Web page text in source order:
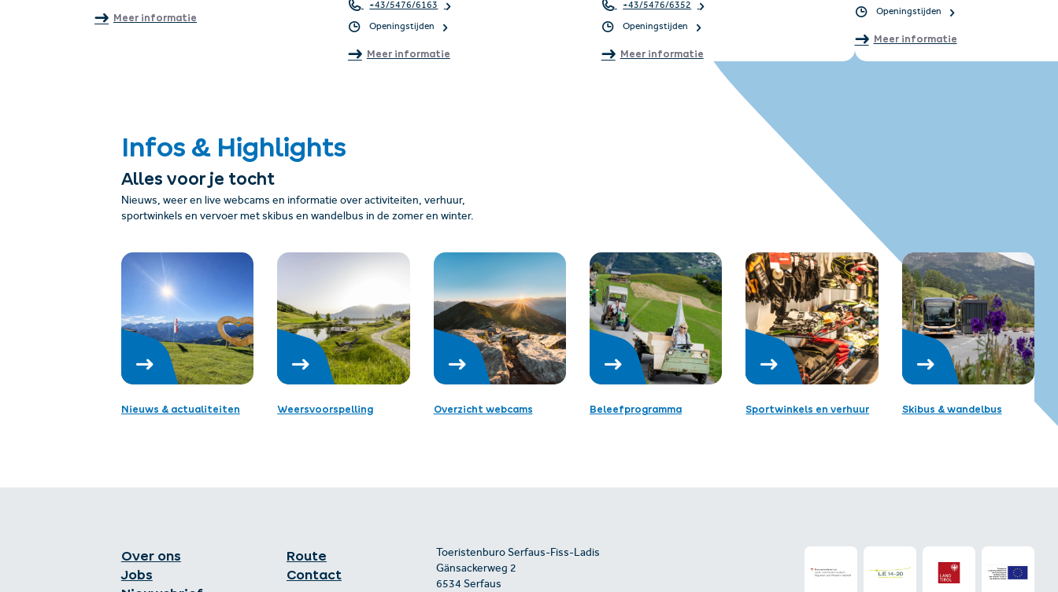
Meer informatie
+43/5476/6163
Openingstijden
Meer informatie
+43/5476/6352
Openingstijden
Meer informatie
Openingstijden
Meer informatie
Infos & Highlights
Alles voor je tocht
Nieuws, weer en live webcams en informatie over activiteiten, verhuur,
sportwinkels en vervoer met skibus en wandelbus in de zomer en winter.
Nieuws & actualiteiten Weersvoorspelling Overzicht webcams Beleefprogramma Sportwinkels en verhuur Skibus & wandelbus
Over ons
Jobs
Route
Contact
Toeristenburo Serfaus-Fiss-Ladis
Gänsackerweg 2
6534 Serfaus